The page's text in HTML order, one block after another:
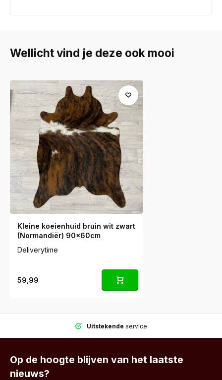
Wellicht vind je deze ook mooi
Kleine koeienhuid bruin wit zwart
(Normandiër) 90x60cm
Deliverytime
59,99
Uitstekende service
Op de hoogte blijven van het laatste
nieuws?